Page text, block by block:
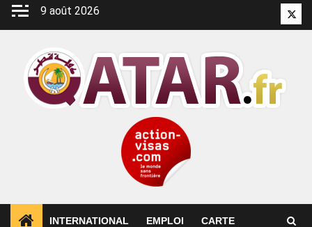
Aller
9 août 2026
INTERNATIONAL EMPLOI CARTE